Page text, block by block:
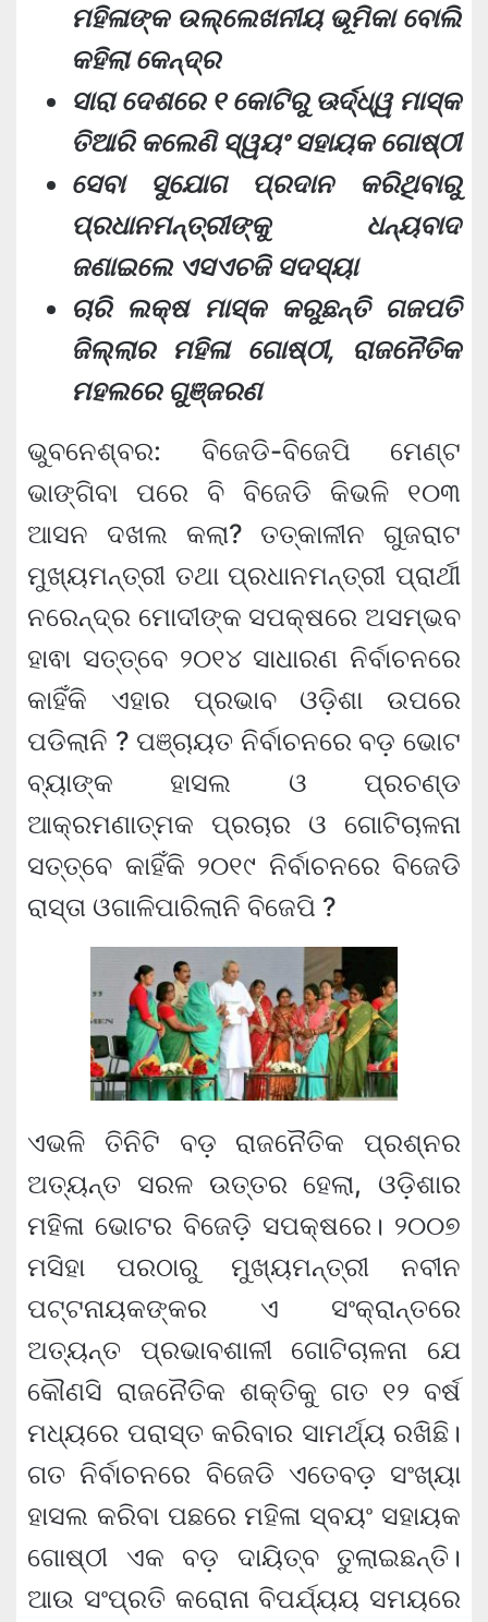
ମହିଳାଙ୍କ ଉଲ୍ଲେଖନୀୟ ଭୂମିକା ବୋଲି
କହିଲା କେନ୍ଦ୍ର
ସାରା ଦେଶରେ ୧ କୋଟିରୁ ଊର୍ଦ୍ଧ୍ୱ ମାସ୍କ
ତିଆରି କଲେଣି ସ୍ୱୟଂ ସହାୟକ ଗୋଷ୍ଠୀ
ସେବା ସୁଯୋଗ ପ୍ରଦାନ କରିଥିବାରୁ
ପ୍ରଧାନମନ୍ତ୍ରୀଙ୍କୁ ଧନ୍ୟବାଦ
ଜଣାଇଲେ ଏସଏଚଜି ସଦସ୍ୟା
ଚାରି ଲକ୍ଷ ମାସ୍କ କରୁଛନ୍ତି ଗଜପତି
ଜିଲ୍ଲାର ମହିଳା ଗୋଷ୍ଠୀ, ରାଜନୈତିକ
ମହଲରେ ଗୁଞ୍ଜରଣ
ଭୁବନେଶ୍ବର: ବିଜେଡି-ବିଜେପି ମେଣ୍ଟ
ଭାଙ୍ଗିବା ପରେ ବି ବିଜେଡି କିଭଳି ୧୦୩
ଆସନ ଦଖଲ କଲା? ତତ୍କାଳୀନ ଗୁଜରାଟ
ମୁଖ୍ୟମନ୍ତ୍ରୀ ତଥା ପ୍ରଧାନମନ୍ତ୍ରୀ ପ୍ରାର୍ଥୀ
ନରେନ୍ଦ୍ର ମୋଦୀଙ୍କ ସପକ୍ଷରେ ଅସମ୍ଭବ
ହାଵା ସତ୍ତ୍ବେ ୨୦୧୪ ସାଧାରଣ ନିର୍ବାଚନରେ
କାହିଁକି ଏହାର ପ୍ରଭାବ ଓଡ଼ିଶା ଉପରେ
ପଡିଲାନି ? ପଞ୍ଚାୟତ ନିର୍ବାଚନରେ ବଡ଼ ଭୋଟ
ବ୍ୟାଙ୍କ ହାସଲ ଓ ପ୍ରଚଣ୍ଡ
ଆକ୍ରମଣାତ୍ମକ ପ୍ରଚାର ଓ ଗୋଟିଚାଳନା
ସତ୍ତ୍ବେ କାହିଁକି ୨୦୧୯ ନିର୍ବାଚନରେ ବିଜେଡି
ରାସ୍ତା ଓଗାଳିପାରିଲାନି ବିଜେପି ?
ଏଭଳି ତିନିଟି ବଡ଼ ରାଜନୈତିକ ପ୍ରଶ୍ନର
ଅତ୍ୟନ୍ତ ସରଳ ଉତ୍ତର ହେଲା, ଓଡ଼ିଶାର
ମହିଳା ଭୋଟର ବିଜେଡ଼ି ସପକ୍ଷରେ। ୨୦୦୭
ମସିହା ପରଠାରୁ ମୁଖ୍ୟମନ୍ତ୍ରୀ ନବୀନ
ପଟ୍ଟନାୟକଙ୍କର ଏ ସଂକ୍ରାନ୍ତରେ
ଅତ୍ୟନ୍ତ ପ୍ରଭାବଶାଳୀ ଗୋଟିଚାଳନା ଯେ
କୌଣସି ରାଜନୈତିକ ଶକ୍ତିକୁ ଗତ ୧୨ ବର୍ଷ
ମଧ୍ୟରେ ପରାସ୍ତ କରିବାର ସାମର୍ଥ୍ୟ ରଖିଛି।
ଗତ ନିର୍ବାଚନରେ ବିଜେଡି ଏତେବଡ଼ ସଂଖ୍ୟା
ହାସଲ କରିବା ପଛରେ ମହିଳା ସ୍ବୟଂ ସହାୟକ
ଗୋଷ୍ଠୀ ଏକ ବଡ଼ ଦାୟିତ୍ବ ତୁଲାଇଛନ୍ତି।
ଆଉ ସଂପ୍ରତି କରୋନା ବିପର୍ଯ୍ୟୟ ସମୟରେ